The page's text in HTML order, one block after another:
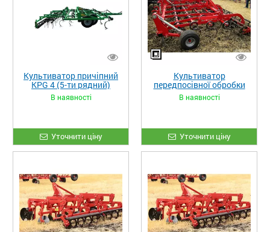
Культиватор причіпний
KPG 4 (5-ти рядний)
В наявності
Уточнити ціну
Культиватор
передпосівної обробки
ЧЕРВОНЕЦЬ-8
В наявності
Уточнити ціну